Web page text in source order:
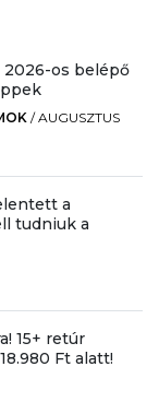
2026-os belépő
/AUGUSZTUS
a
tudniuk a
15+ retúr
Ft alatt!